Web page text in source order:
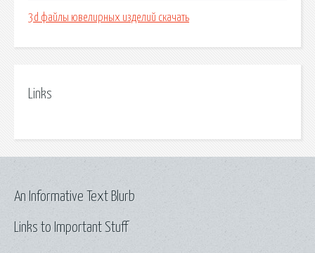
3d файлы ювелирных изделий скачать
Links
Links to Important Stuff
An Informative Text Blurb